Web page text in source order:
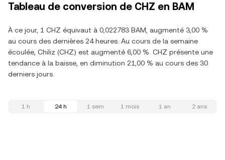
Tableau de conversion de CHZ en BAM
À ce jour, 1 CHZ équivaut à 0,022783 BAM, augmenté 3,00 %
au cours des dernières 24 heures. Au cours de la semaine
écoulée, Chiliz (CHZ) est augmenté 6,00 %. CHZ présente une
tendance à la baisse, en diminution 21,00 % au cours des 30
derniers jours.
1 h 24 h 1 sem 1 mois 1 an 2 ans